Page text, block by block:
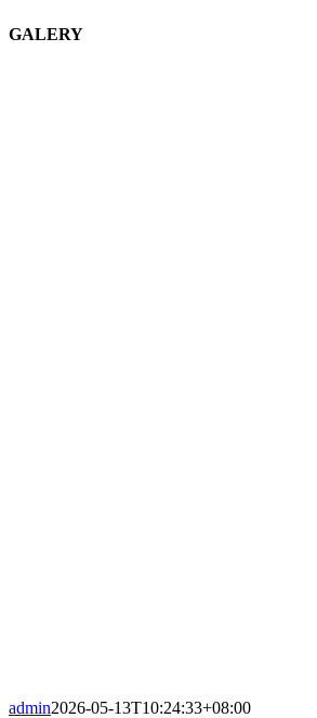
GALERY
admin2026-05-13T10:24:33+08:00